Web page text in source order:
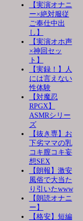
【実演オナニ
ー×絶対服従
ご奉仕中出
し】
【実演オホ声
×神回セッ
ト】
【実録！】人
には言えない
性体験
【対魔忍
RPGX】
ASMRシリー
ズ
【抜き専】お
下劣ママの乳
コキ膣コキ妄
想SEX
【朗報】激安
風俗で大当た
り引いたwww
【朗読オナニ
ー】
【格安】短編